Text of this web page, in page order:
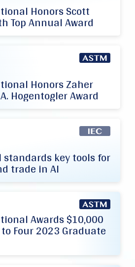
Honors Scott
Top Annual Award
Honors Zaher
Hogentogler Award
key tools for
trade in AI
Awards $10,000
Four 2023 Graduate